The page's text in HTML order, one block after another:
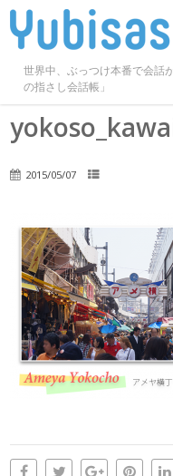
世界中、ぶっつけ本番で会話
の指さし会話帳」
2015/05/07